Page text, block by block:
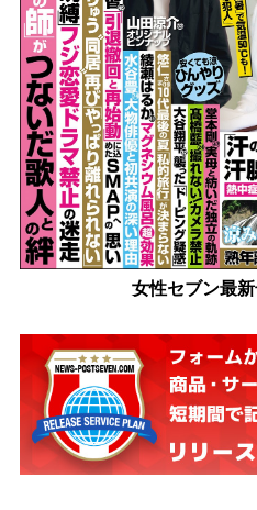
女性セブン最